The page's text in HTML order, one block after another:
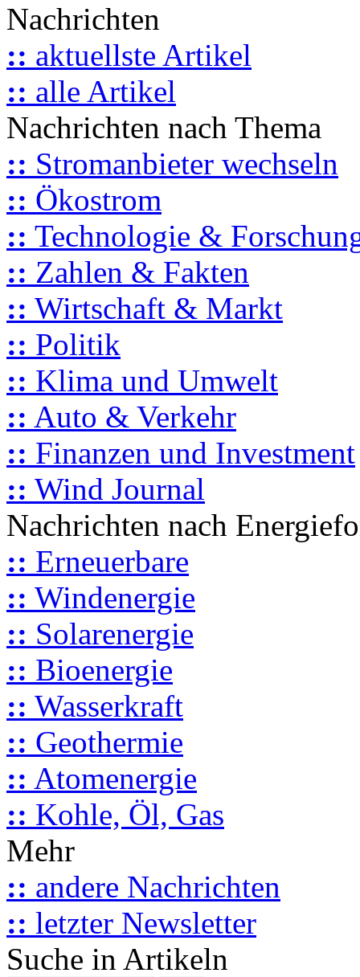
Nachrichten
:: aktuellste Artikel
:: alle Artikel
Nachrichten nach Thema
:: Stromanbieter wechseln
:: Ökostrom
:: Technologie &
:: Zahlen & Fakten
:: Wirtschaft & Markt
:: Politik
:: Klima und Umwelt
:: Auto & Verkehr
:: Finanzen und Investment
:: Wind Journal
Nachrichten nach
:: Erneuerbare
:: Windenergie
:: Solarenergie
:: Bioenergie
:: Wasserkraft
:: Geothermie
:: Atomenergie
:: Kohle, Öl, Gas
Mehr
:: andere Nachrichten
:: letzter Newsletter
Suche in Artikeln